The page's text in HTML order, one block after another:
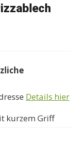
Details hier
kurzem Griff